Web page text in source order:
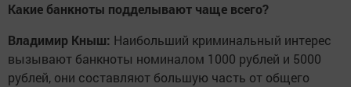
Какие банкноты подделывают чаще всего?
Владимир Кныш: Наибольший криминальный интерес
вызывают банкноты номиналом 1000 рублей и 5000
рублей, они составляют большую часть от общего